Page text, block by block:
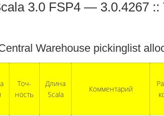
3.0 FSP4 — 3.0.4267
Warehouse pickinglist
Точ­
ность
Длина
Scala
Комментарий